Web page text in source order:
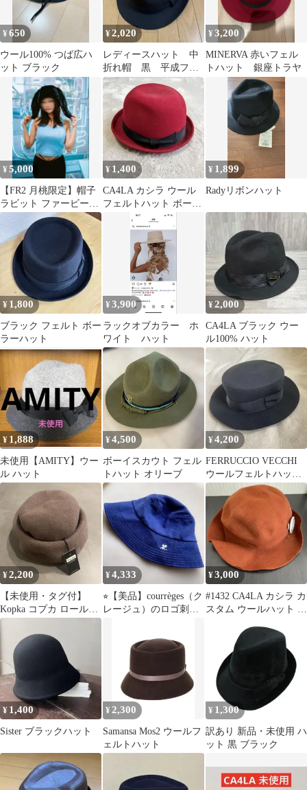
¥650
ウール100% つば広ハ
ット ブラック
¥2,020
レディースハット 中
折れ帽 黒 平成ファ
ッション 最終値下げ
¥3,200
MINERVA 赤いフェル
トハット 銀座トラヤ
¥5,000
【FR2 月桃限定】帽子
ラビット ファービー二
ー ブラック うさぎ
¥1,400
CA4LA カシラ ウール
フェルトハット ボーラ
ーハット レッド 58cm
¥ 1,899
Radyリボンハット
¥ 1,800
ブラック フェルト ボー
ラーハット
¥3,900
ラックオブカラー ホ
ワイト ハット
¥2,000
CA4LA ブラック ウー
ル100% ハット
¥ 1,888
未使用【AMITY】ウー
ル ハット
¥4,500
ボーイスカウト フェル
トハット オリーブ
¥4,200
FERRUCCIO VECCHI
ウールフェルトハット
ブラック
¥2,200
【未使用・タグ付】
Kopka コプカ ロールア
ップ ベレー ウール ハ
ット 茶
¥4,333
⭐︎【美品】courrèges（ク
レージュ）のロゴ刺繍
¥3,000
#1432 CA4LA カシラ カ
スタム ウールハット バ
¥ 1,400
Sister ブラックハット
¥2,300
Samansa Mos2 ウールフ
ェルトハット
¥ 1,300
訳あり 新品・未使用 ハ
ット 黒 ブラック